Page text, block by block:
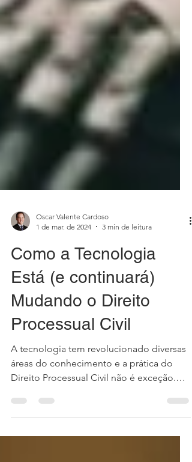
1 de mar. de 2024
3 min de leitura
Como a Tecnologia
Está (e continuará)
Mudando o Direito
Processual Civil
A tecnologia tem revolucionado diversas
Este artigo explora,...